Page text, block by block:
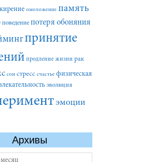
омоложение память
поведение потеря обоняния
принятие
продление жизни рак
сон стресс счастье физическая
эволюция
эмоции
Архивы